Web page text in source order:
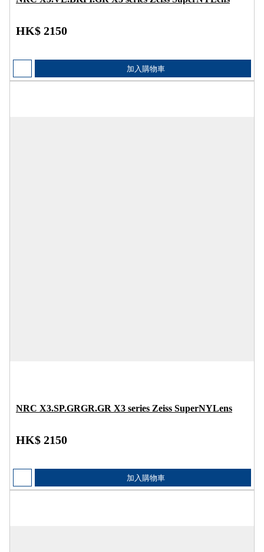
HK$ 2150
加入購物車
NRC X3.SP.GRGR.GR X3 series Zeiss SuperNYLens
HK$ 2150
加入購物車